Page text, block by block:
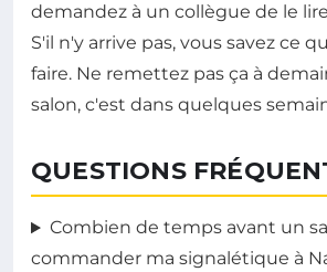
demandez à un collègue de le
S'il n'y arrive pas, vous savez ce
faire. Ne remettez pas ça à
salon, c'est dans quelques
QUESTIONS
Combien de temps avant un
commander ma signalétique à